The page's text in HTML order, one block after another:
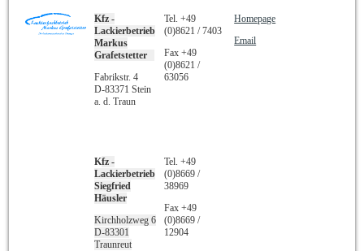
Kfz -
Lackierbetrieb
Markus
Grafetstetter
Fabrikstr. 4
D-83371 Stein
a. d. Traun
Tel. +49
(0)8621 / 7403
Fax +49
(0)8621 /
63056
Homepage
Email
Kfz -
Lackierbetrieb
Siegfried
Häusler
Kirchholzweg 6
D-83301
Traunreut
Tel. +49
(0)8669 /
38969
Fax +49
(0)8669 /
12904